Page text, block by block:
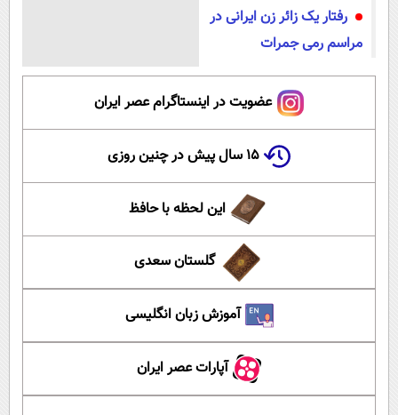
رفتار یک زائر زن ایرانی در
مراسم رمی جمرات
عضویت در اینستاگرام عصر ایران
۱۵ سال پیش در چنین روزی
این لحظه با حافظ
گلستان سعدی
آموزش زبان انگلیسی
آپارات عصر ایران